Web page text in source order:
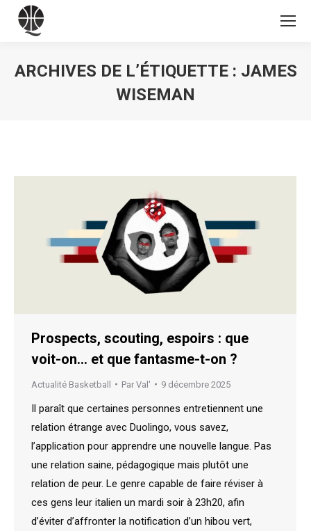
ARCHIVES DE L’ÉTIQUETTE : JAMES
WISEMAN
Prospects, scouting, espoirs : que
voit-on… et que fantasme-t-on ?
Actualité Basketball Par Val' 9 décembre 2025
Il paraît que certaines personnes entretiennent une
relation étrange avec Duolingo, vous savez,
l’application pour apprendre une nouvelle langue. Pas
une relation saine, pédagogique mais plutôt une
relation de peur. Le genre capable de faire réviser à
ces gens leur italien un mardi soir à 23h20, afin
d’éviter d’affronter la notification d’un hibou vert,